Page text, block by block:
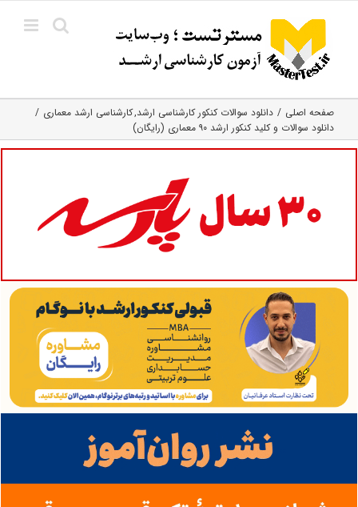
content
صفحه اصلی دانلود سوالات کنکور کارشناسی ارشد کارشناسی ارشد معماری
دانلود سوالات و کلید کنکور ارشد ۹۰ معماری (رایگان)